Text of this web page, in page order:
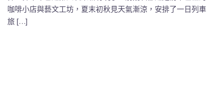
咖啡小店與藝文工坊，夏末初秋見天氣漸涼，安排了一日列車
旅 […]